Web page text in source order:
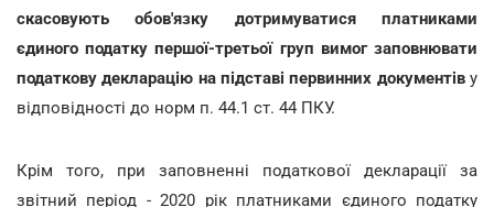
скасовують обов'язку дотримуватися платниками
єдиного податку першої-третьої груп вимог заповнювати
податкову декларацію на підставі первинних документів у
відповідності до норм п. 44.1 ст. 44 ПКУ.
Крім того, при заповненні податкової декларації за
звітний період - 2020 рік платниками єдиного податку